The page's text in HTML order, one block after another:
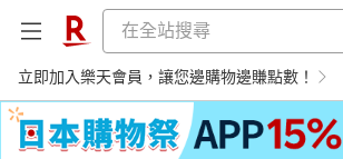
立即加入樂天會員，讓您邊購物邊賺點數！